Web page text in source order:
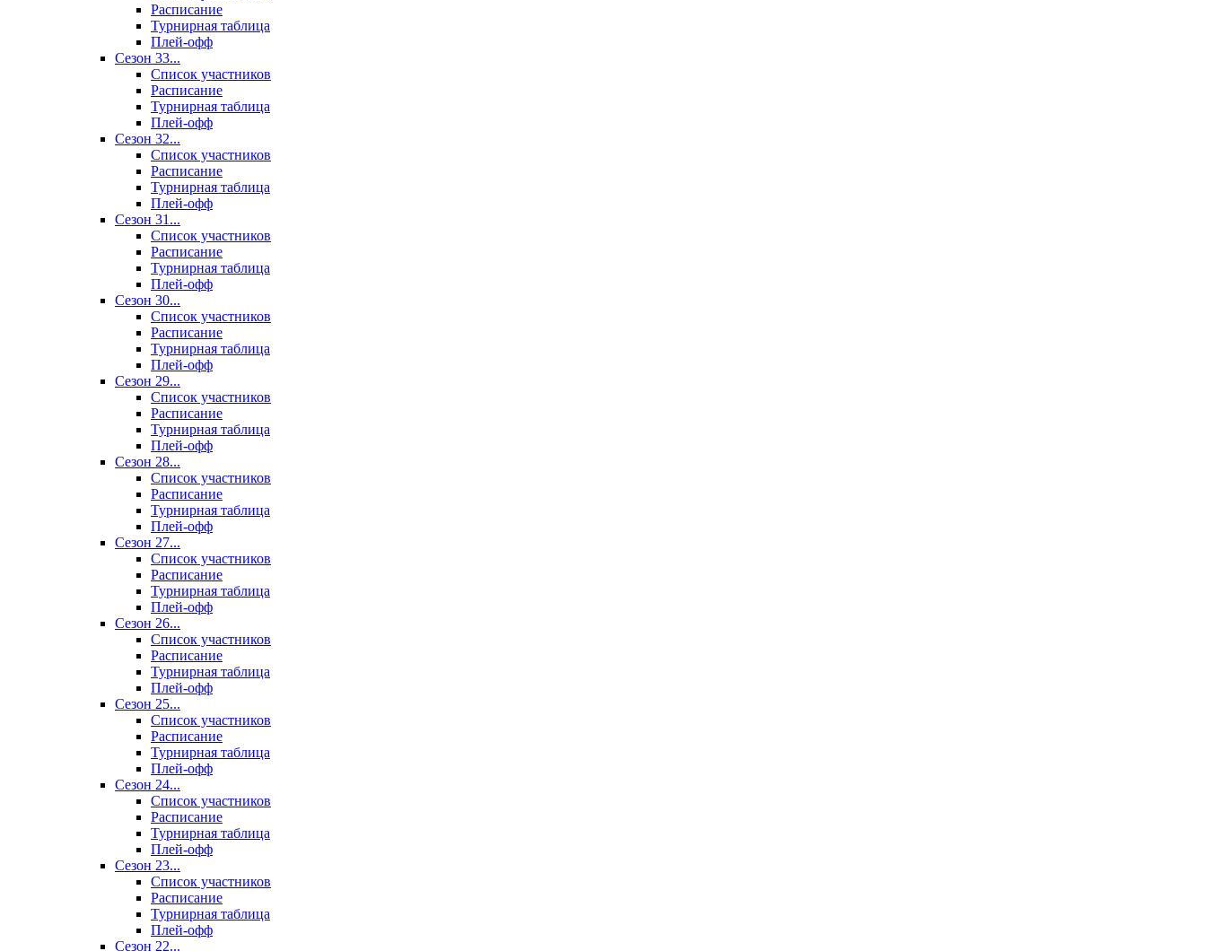
Расписание
Турнирная таблица
Плей-офф
Сезон 33...
Список участников
Расписание
Турнирная таблица
Плей-офф
Сезон 32...
Список участников
Расписание
Турнирная таблица
Плей-офф
Сезон 31...
Список участников
Расписание
Турнирная таблица
Плей-офф
Сезон 30...
Список участников
Расписание
Турнирная таблица
Плей-офф
Сезон 29...
Список участников
Расписание
Турнирная таблица
Плей-офф
Сезон 28...
Список участников
Расписание
Турнирная таблица
Плей-офф
Сезон 27...
Список участников
Расписание
Турнирная таблица
Плей-офф
Сезон 26...
Список участников
Расписание
Турнирная таблица
Плей-офф
Сезон 25...
Список участников
Расписание
Турнирная таблица
Плей-офф
Сезон 24...
Список участников
Расписание
Турнирная таблица
Плей-офф
Сезон 23...
Список участников
Расписание
Турнирная таблица
Плей-офф
Сезон 22...